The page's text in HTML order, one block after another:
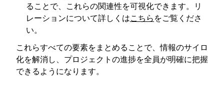
ることで、これらの関連性を可視化できます。リ
レーションについて詳しくはこちら をご覧くださ
い。
これらすべての要素をまとめることで、情報のサイロ
化を解消し、プロジェクトの進捗を全員が明確に把握
できるようになります。